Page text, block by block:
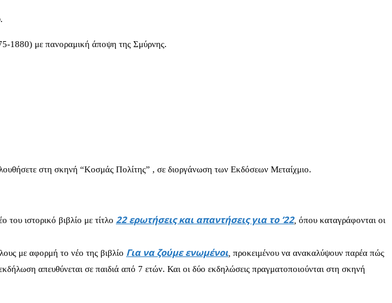
1880) με πανοραμική άποψη της Σμύρνης.
στη σκηνή “Κοσμάς Πολίτης” , σε διοργάνωση των Εκδόσεων Μεταίχμιο.
του ιστορικό βιβλίο με τίτλο 22 ερωτήσεις και απαντήσεις για το ’22, όπου καταγράφονται οι
με αφορμή το νέο της βιβλίο Για να ζούμε ενωμένοι, προκειμένου να ανακαλύψουν παρέα πώς
απευθύνεται σε παιδιά από 7 ετών. Και οι δύο εκδηλώσεις πραγματοποιούνται στη σκηνή